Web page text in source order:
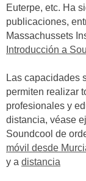
Euterpe, etc. Ha
publicaciones,
Massachussets
Introducción a
Las capacidades
permiten realizar
profesionales y
distancia, véase
Soundcool de
móvil desde
y a distancia